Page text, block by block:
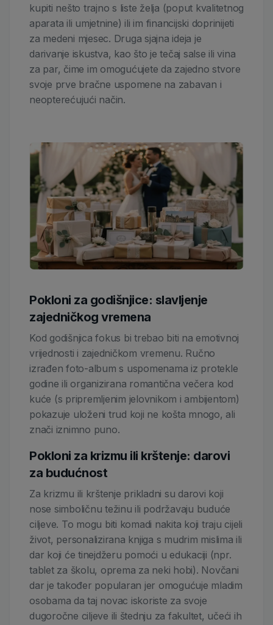
kupiti nešto trajno s liste želja (poput kvalitetnog
aparata ili umjetnine) ili im financijski doprinijeti
za medeni mjesec. Druga sjajna ideja je
darivanje iskustva, kao što je tečaj salse ili vina
za par, čime im omogućujete da zajedno stvore
svoje prve bračne uspomene na zabavan i
neopterećujući način.
Pokloni za godišnjice: slavljenje
zajedničkog vremena
Kod godišnjica fokus bi trebao biti na emotivnoj
vrijednosti i zajedničkom vremenu. Ručno
izrađen foto-album s uspomenama iz protekle
godine ili organizirana romantična večera kod
kuće (s pripremljenim jelovnikom i ambijentom)
pokazuje uloženi trud koji ne košta mnogo, ali
znači iznimno puno.
Pokloni za krizmu ili krštenje: darovi
za budućnost
Za krizmu ili krštenje prikladni su darovi koji
nose simboličnu težinu ili podržavaju buduće
ciljeve. To mogu biti komadi nakita koji traju cijeli
život, personalizirana knjiga s mudrim mislima ili
dar koji će tinejdžeru pomoći u edukaciji (npr.
tablet za školu, oprema za neki hobi). Novčani
dar je također popularan jer omogućuje mladim
osobama da taj novac iskoriste za svoje
dugoročne ciljeve ili štednju za fakultet, učeći ih